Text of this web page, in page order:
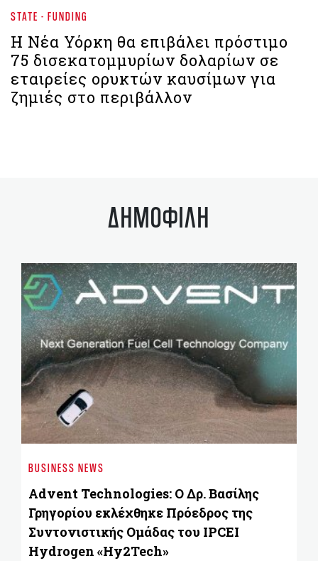
STATE - FUNDING
Η Νέα Υόρκη θα επιβάλει πρόστιμο
75 δισεκατομμυρίων δολαρίων σε
εταιρείες ορυκτών καυσίμων για
ζημιές στο περιβάλλον
ΔΗΜΟΦΙΛΗ
BUSINESS NEWS
Advent Technologies: Ο Δρ. Βασίλης
Γρηγορίου εκλέχθηκε Πρόεδρος της
Συντονιστικής Ομάδας του IPCEI
Hydrogen «Hy2Tech»